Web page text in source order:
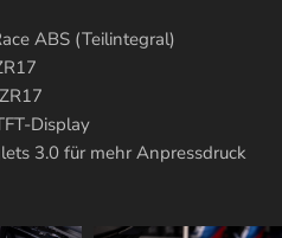
ABS (Teilintegral)
Display
3.0 für mehr Anpressdruck